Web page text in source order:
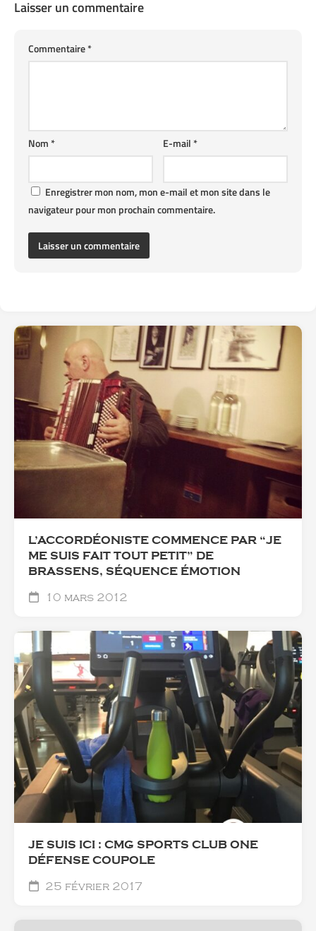
Laisser un commentaire
Commentaire*
E-mail*
Nom*
Enregistrer mon nom, mon e-mail et mon site dans le
navigateur pour mon prochain commentaire.
L’ACCORDÉONISTE COMMENCE PAR “JE
ME SUIS FAIT TOUT PETIT” DE
BRASSENS, SÉQUENCE ÉMOTION
10 mars 2012
JE SUIS ICI : CMG SPORTS CLUB ONE
DÉFENSE COUPOLE
25 février 2017